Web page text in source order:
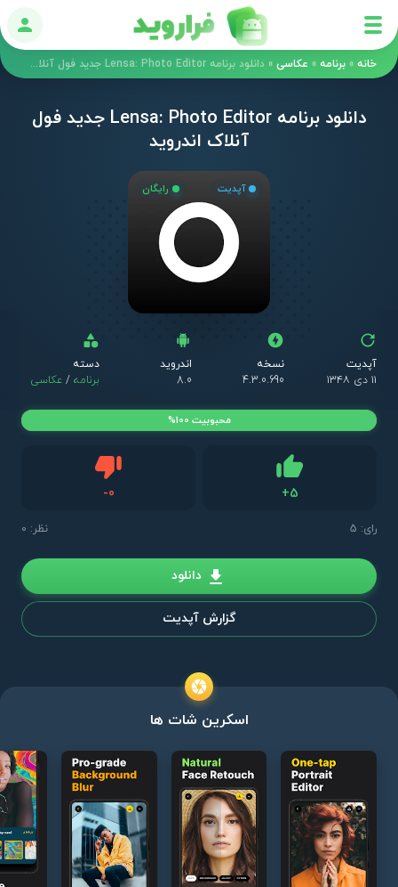
ورود
خانه » برنامه » عکاسی » دانلود برنامه Lensa: Photo Editor جدید فول آنلاک اندروید
دانلود برنامه Lensa: Photo Editor جدید فول
آنلاک اندروید
آپدیت رایگان
آپدیت
۱۱ دی ۱۳۴۸
نسخه
4.3.0.690
اندروید
8.0
دسته
برنامه / عکاسی
+5
-0دیس لایک
رای: 5 نظر: 0
محبوبیت 100%
دانلود
گزارش آپدیت
اسکرین شات ها